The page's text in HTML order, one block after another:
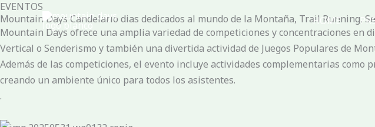
Ir
al
contenido
HOME
EVENTOS
Mountain Days Candelario dias dedicados al mundo de la Montaña, Trail Running,
Mountain Days ofrece una amplia variedad de competiciones y concentraciones en
Vertical o Senderismo y también una divertida actividad de Juegos Populares de
Además de las competiciones, el evento incluye actividades complementarias
creando un ambiente único para todos los asistentes.
.